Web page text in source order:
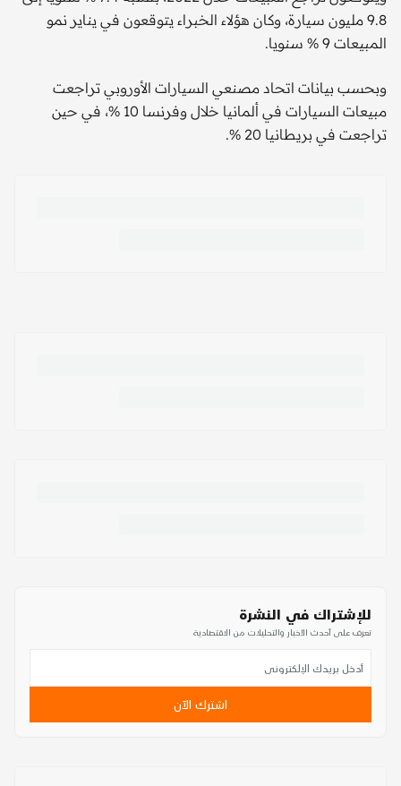
9.8 مليون سيارة، وكان هؤلاء الخبراء يتوقعون في يناير نمو
المبيعات 9 % سنويا.
وبحسب بيانات اتحاد مصنعي السيارات الأوروبي تراجعت
مبيعات السيارات في ألمانيا خلال وفرنسا 10 %، في حين
تراجعت في بريطانيا 20 %.
للإشتراك في النشرة
تعرف على أحدث الأخبار والتحليلات من الاقتصادية
اشترك الآن